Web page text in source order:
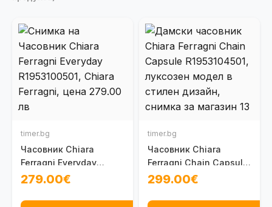
timer.bg
Часовник Chiara
Ferragni Everyday
R1953100501
279.00€
timer.bg
Часовник Chiara
Ferragni Chain Capsule
R1953104501
299.00€